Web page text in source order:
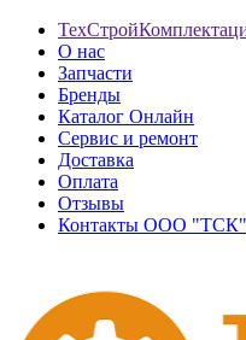
О нас
Запчасти
Бренды
Каталог Онлайн
Сервис и ремонт
Доставка
Оплата
Отзывы
Контакты ООО "ТСК"